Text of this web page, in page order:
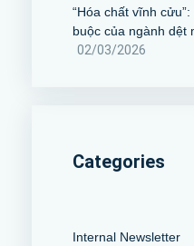
“Hóa chất vĩnh
buộc của ngành dệt
02/03/2026
Categories
Internal Newsletter